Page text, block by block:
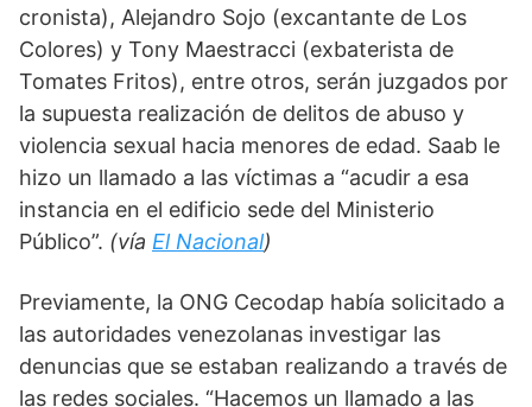
cronista), Alejandro Sojo (excantante de Los
Colores) y Tony Maestracci (exbaterista de
Tomates Fritos), entre otros, serán juzgados por
la supuesta realización de delitos de abuso y
violencia sexual hacia menores de edad. Saab le
hizo un llamado a las víctimas a “acudir a esa
instancia en el edificio sede del Ministerio
Público”. (vía El Nacional)
Previamente, la ONG Cecodap había solicitado a
las autoridades venezolanas investigar las
denuncias que se estaban realizando a través de
las redes sociales. “Hacemos un llamado a las